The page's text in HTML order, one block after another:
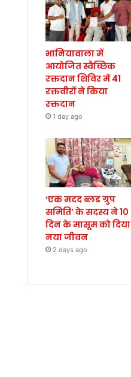
भानियावाला में
आयोजित स्वैच्छिक
रक्तदान शिविर में 41
रक्तवीरों ने किया
रक्तदान
1 day ago
‘एक मदद ब्लड ग्रुप
समिति’ के सदस्य ने 10
दिन के मासूम को दिया
नया जीवन
2 days ago